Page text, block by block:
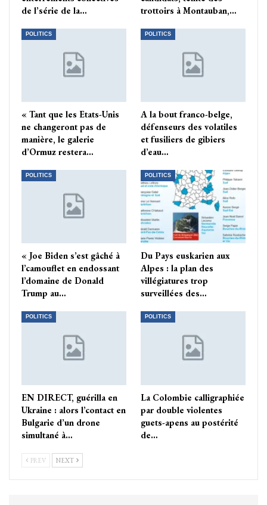
de l’série de la…
trottoirs à Montauban,…
POLITICS
« Tant que les Etats-Unis
ne changeront pas de
manière, le galerie
d’Ormuz restera…
POLITICS
A la bout franco-belge,
défenseurs des volatiles
et fusiliers de gibiers
d’eau…
POLITICS
« Joe Biden s’est gâché à
l’camouflet en endossant
l’domaine de Donald
Trump au…
POLITICS
Du Pays euskarien aux
Alpes : la plan des
villégiatures trop
surveillées des…
POLITICS
EN DIRECT, guérilla en
Ukraine : alors l’contact en
Bulgarie d’un drone
simultané à…
POLITICS
La Colombie calligraphiée
par double violentes
guets-apens au postérité
de…
PREV NEXT